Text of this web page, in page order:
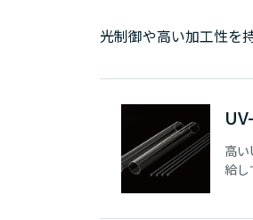
光制御や高い加工性を
高
給し